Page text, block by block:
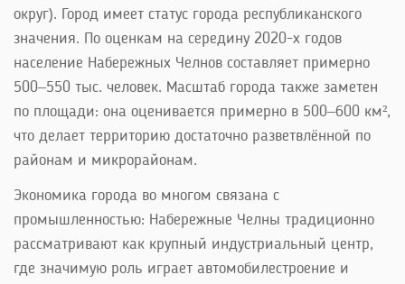
округ). Город имеет статус города республиканского
значения. По оценкам на середину 2020-х годов
население Набережных Челнов составляет примерно
500–550 тыс. человек. Масштаб города также заметен
по площади: она оценивается примерно в 500–600 км²,
что делает территорию достаточно разветвлённой по
районам и микрорайонам.
Экономика города во многом связана с
промышленностью: Набережные Челны традиционно
рассматривают как крупный индустриальный центр,
где значимую роль играет автомобилестроение и